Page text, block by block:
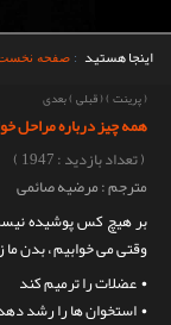
محصولات
مقالات
اینجا هستید : صفحه
(پرینت )
(قبلی )بعدی
همه چیز درباره مراحل
( تعداد بازدید : 1947 )
مترجم : مرضیه صائمی
بر هیچ کس پوشیده
وقتی می خوابیم ، بدن ما
• عضلات را ترمیم کند
• استخوان ها را رشد